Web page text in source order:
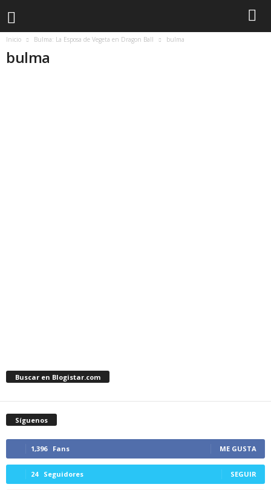
Inicio Bulma: La Esposa de Vegeta en Dragon Ball bulma
bulma
Buscar en Blogistar.com
Síguenos
1,396 Fans ME GUSTA
24 Seguidores SEGUIR